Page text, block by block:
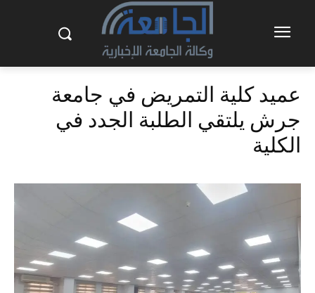
عميد كلية التمريض في جامعة
جرش يلتقي الطلبة الجدد في
الكلية